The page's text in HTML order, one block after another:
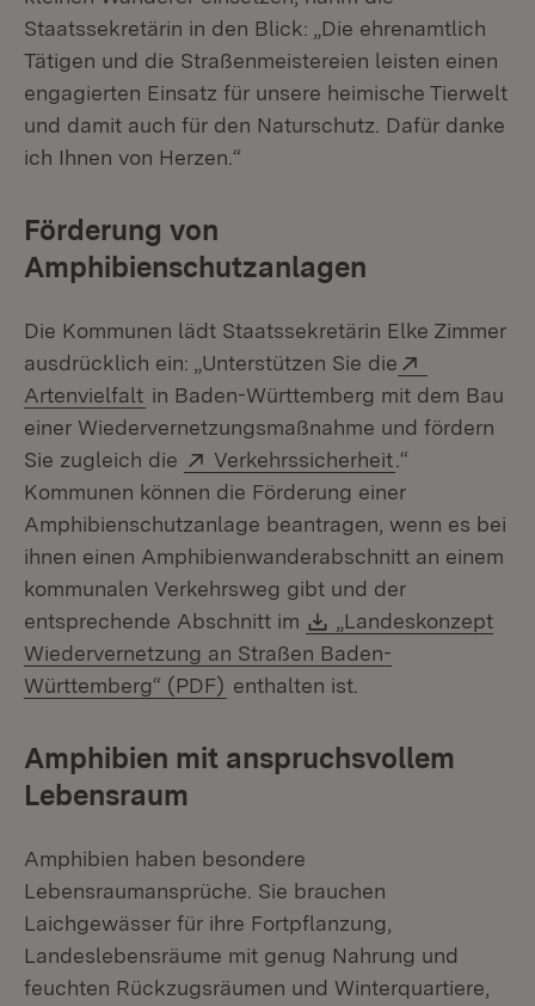
Staatssekretärin in den Blick: „Die ehrenamtlich
Tätigen und die Straßenmeistereien leisten einen
engagierten Einsatz für unsere heimische Tierwelt
und damit auch für den Naturschutz. Dafür danke
ich Ihnen von Herzen.“
Förderung von
Amphibienschutzanlagen
Die Kommunen lädt Staatssekretärin Elke Zimmer
ausdrücklich ein: „Unterstützen Sie die
Artenvielfalt (Öffnet in neuem Fenster)
in Baden-Württemberg mit dem Bau
einer Wiedervernetzungsmaßnahme und fördern
Sie zugleich die
Extern:
Verkehrssicherheit (Öffnet in
.“
Kommunen können die Förderung einer
Amphibienschutzanlage beantragen, wenn es bei
ihnen einen Amphibienwanderabschnitt an einem
kommunalen Verkehrsweg gibt und der
entsprechende Abschnitt im
Download:
„Landeskonzept
Wiedervernetzung an Straßen Baden-
Württemberg“ (PDF) (Öffnet in neuem Fenster)
enthalten ist.
Amphibien mit anspruchsvollem
Lebensraum
Amphibien haben besondere
Lebensraumansprüche. Sie brauchen
Laichgewässer für ihre Fortpflanzung,
Landeslebensräume mit genug Nahrung und
feuchten Rückzugsräumen und Winterquartiere,